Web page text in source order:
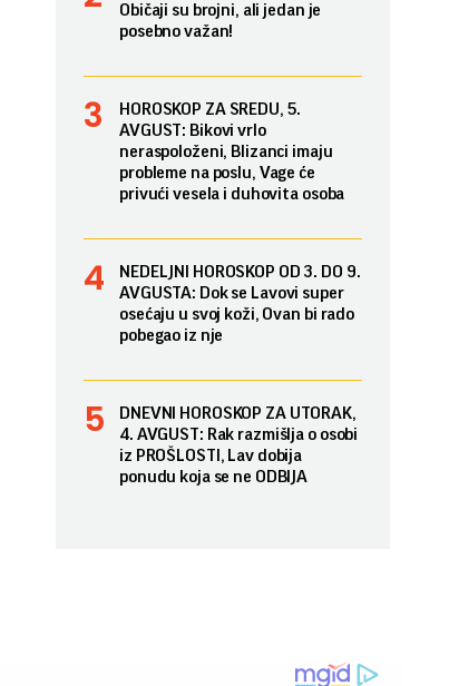
Običaji su brojni, ali jedan je
posebno važan!
HOROSKOP ZA SREDU, 5.
AVGUST: Bikovi vrlo
neraspoloženi, Blizanci imaju
probleme na poslu, Vage će
privući vesela i duhovita osoba
NEDELJNI HOROSKOP OD 3. DO 9.
AVGUSTA: Dok se Lavovi super
osećaju u svoj koži, Ovan bi rado
pobegao iz nje
DNEVNI HOROSKOP ZA UTORAK,
4. AVGUST: Rak razmišlja o osobi
iz PROŠLOSTI, Lav dobija
ponudu koja se ne ODBIJA